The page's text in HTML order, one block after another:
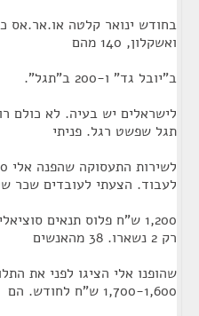
ואשקלון, 140 מהם
ב"יובל גד" ו-200 ב"תגל".
לישראלים יש בעיה. לא כולם
תגל שפשט רגל. פניתי
לעבוד. הצעתי לעובדים שכר
1,200 ש"ח פלוס תנאים
רק 2 נשארו. 38 מהאנשים
שהופנו אלי הציגו לפני את
1,700-1,600 ש"ח לחודש. הם